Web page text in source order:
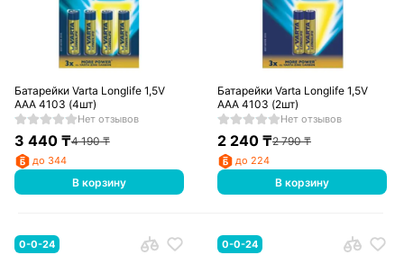
Батарейки Varta Longlife 1,5V
AAA 4103 (4шт)
Нет отзывов
3 440₸4 190₸
до 344
В корзину
Батарейки Varta Longlife 1,5V
AAA 4103 (2шт)
Нет отзывов
2 240 ₸2 790₸
до 224
В корзину
0-0-24 0-0-24